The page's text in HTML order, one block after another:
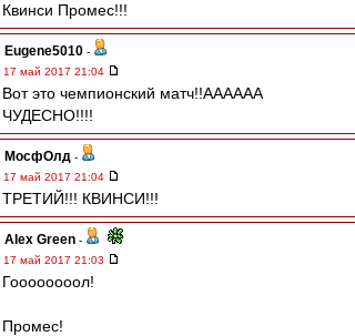
Квинси Промес!!!
Eugene5010 -
17 май 2017 21:04
Вот это чемпионский матч!!АААААА
ЧУДЕСНО!!!!
МосфОлд -
17 май 2017 21:04
ТРЕТИЙ!!! КВИНСИ!!!
Alex Green -
17 май 2017 21:03
Гоооооооол!
Промес!